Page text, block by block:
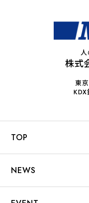
人
株式
東
TOP
NEWS